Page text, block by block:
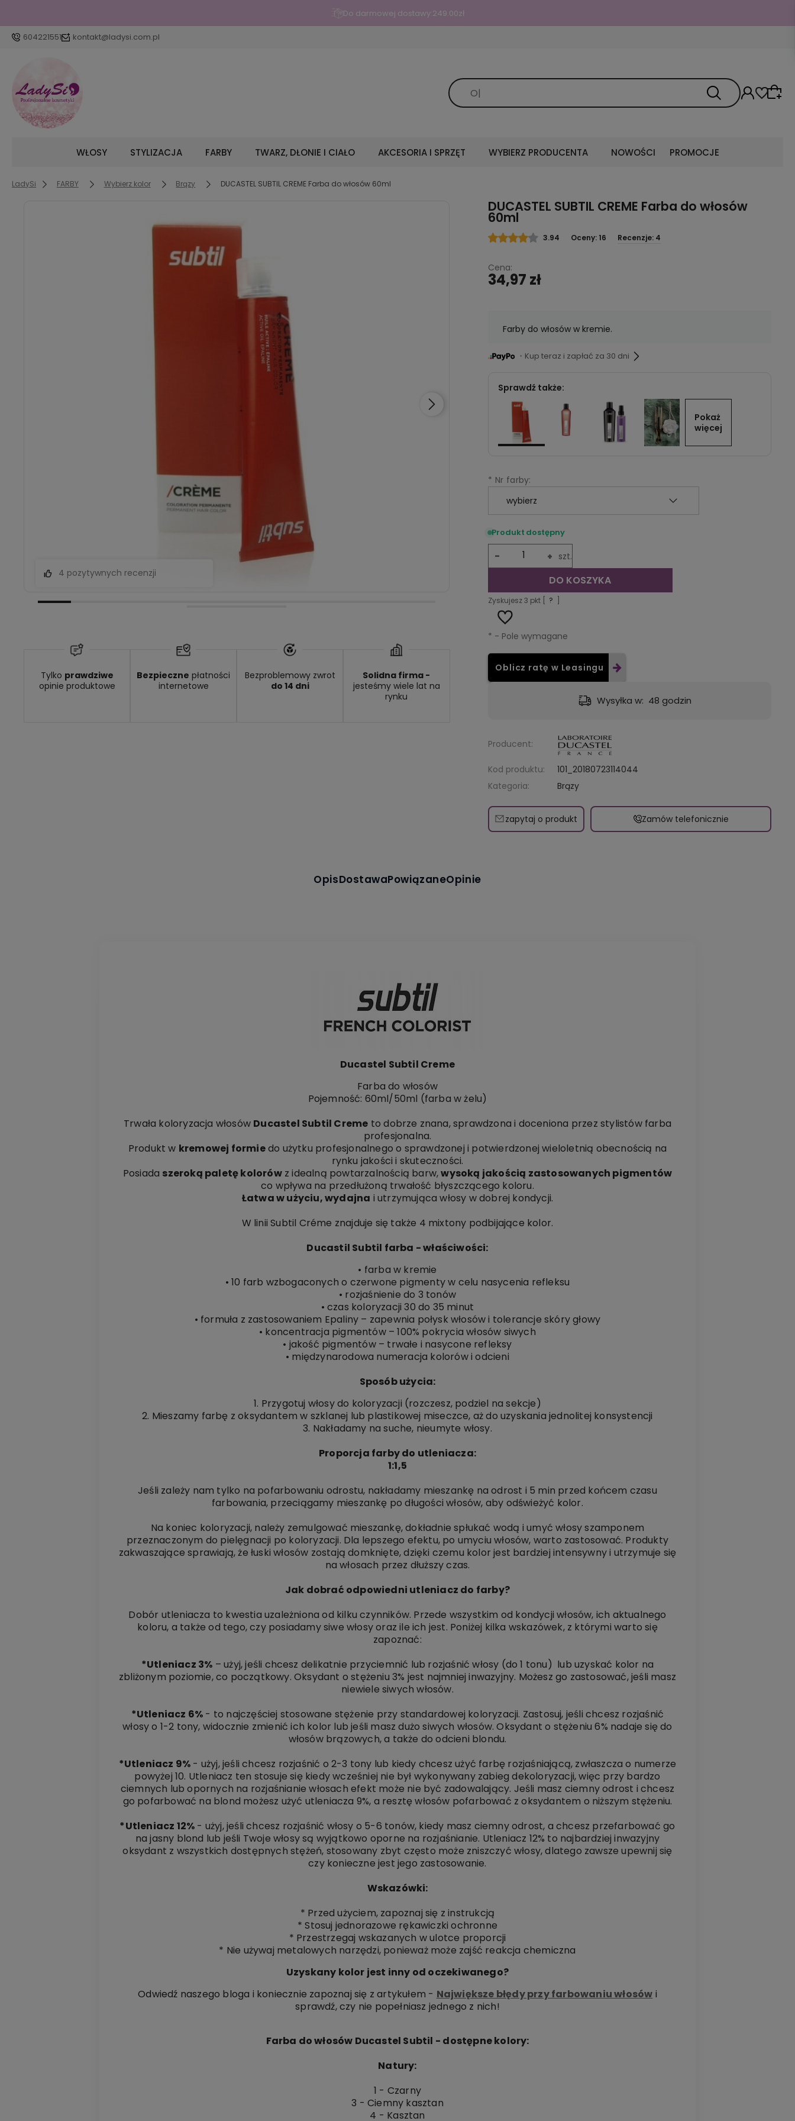
Do darmowej dostawy:249.00zł
604221551 kontakt@ladysi.com.pl
WŁOSY STYLIZACJA FARBY TWARZ, DŁONIE I CIAŁO AKCESORIA I SPRZĘT WYBIERZ PRODUCENTA NOWOŚCI PROMOCJE
LadySi FARBY Wybierz kolor Brązy DUCASTEL SUBTIL CREME Farba do włosów 60ml
4 pozytywnych recenzji
Tylko prawdziwe
opinie produktowe
Bezpieczne płatności
internetowe
Bezproblemowy zwrot
do 14 dni
Solidna firma -
jesteśmy wiele lat na
rynku
DUCASTEL SUBTIL CREME Farba do włosów
60ml
3.94 Oceny: 16 Recenzje: 4
Cena:
34,97 zł
Farby do włosów w kremie.
・Kup teraz i zapłać za 30 dni
Sprawdź także:
Pokaż
więcej
* Nr farby:
Produkt dostępny
+
- szt.
DO KOSZYKA
Zyskujesz3 pkt [ ?
* - Pole wymagane
Oblicz ratę w Leasingu
48 godzin od 9,49 zł- GLS - dostawa do automatu Orlen lub Żabka
Producent:
Kod produktu:
101_20180723114044
Kategoria:
Brązy
zapytaj o produkt Zamów telefonicznie
OpisDostawaPowiązaneOpinie
Ducastel Subtil Creme
Farba do włosów
Pojemność: 60ml/50ml (farba w żelu)
Trwała koloryzacja włosów Ducastel Subtil Creme to dobrze znana, sprawdzona i doceniona przez stylistów farba
profesjonalna.
Produkt w kremowej formiedo użytku profesjonalnego o sprawdzonej i potwierdzonej wieloletnią obecnością na
rynku jakości i skuteczności.
Posiada szeroką paletę kolorówz idealną powtarzalnością barw,wysoką jakością zastosowanych pigmentów
co wpływa na przedłużoną trwałość błyszczącego koloru.
Łatwa w użyciu, wydajna i utrzymująca włosy w dobrej kondycji.
W linii Subtil Créme znajduje się także 4 mixtony podbijające kolor.
Ducastil Subtil farba - właściwości:
• farba w kremie
• 10 farb wzbogaconych o czerwone pigmenty w celu nasycenia refleksu
• rozjaśnienie do 3 tonów
• czas koloryzacji 30 do 35 minut
• formuła z zastosowaniem Epaliny – zapewnia połysk włosów i tolerancje skóry głowy
• koncentracja pigmentów – 100% pokrycia włosów siwych
• jakość pigmentów – trwałe i nasycone refleksy
• międzynarodowa numeracja kolorów i odcieni
Sposób użycia:
1. Przygotuj włosy do koloryzacji (rozczesz, podziel na sekcje)
2. Mieszamy farbę z oksydantem w szklanej lub plastikowej miseczce, aż do uzyskania jednolitej konsystencji
3. Nakładamy na suche, nieumyte włosy.
Proporcja farby do utleniacza:
1:1,5
Jeśli zależy nam tylko na pofarbowaniu odrostu, nakładamy mieszankę na odrost i 5 min przed końcem czasu
farbowania, przeciągamy mieszankę po długości włosów, aby odświeżyć kolor.
Na koniec koloryzacji, należy zemulgować mieszankę, dokładnie spłukać wodą i umyć włosy szamponem
przeznaczonym do pielęgnacji po koloryzacji. Dla lepszego efektu, po umyciu włosów, warto zastosować. Produkty
zakwaszające sprawiają, że łuski włosów zostają domknięte, dzięki czemu kolor jest bardziej intensywny i utrzymuje się
na włosach przez dłuższy czas.
Jak dobrać odpowiedni utleniacz do farby?
Dobór utleniacza to kwestia uzależniona od kilku czynników. Przede wszystkim od kondycji włosów, ich aktualnego
koloru, a także od tego, czy posiadamy siwe włosy oraz ile ich jest. Poniżej kilka wskazówek, z którymi warto się
zapoznać:
*Utleniacz 3% – użyj, jeśli chcesz delikatnie przyciemnić lub rozjaśnić włosy (do 1 tonu) lub uzyskać kolor na
zbliżonym poziomie, co początkowy. Oksydant o stężeniu 3% jest najmniej inwazyjny. Możesz go zastosować, jeśli masz
niewiele siwych włosów.
*Utleniacz 6% - to najczęściej stosowane stężenie przy standardowej koloryzacji. Zastosuj, jeśli chcesz rozjaśnić
włosy o 1-2 tony, widocznie zmienić ich kolor lub jeśli masz dużo siwych włosów. Oksydant o stężeniu 6% nadaje się do
włosów brązowych, a także do odcieni blondu.
*Utleniacz 9% - użyj, jeśli chcesz rozjaśnić o 2-3 tony lub kiedy chcesz użyć farbę rozjaśniającą, zwłaszcza o numerze
powyżej 10. Utleniacz ten stosuje się kiedy wcześniej nie był wykonywany zabieg dekoloryzacji, więc przy bardzo
ciemnych lub opornych na rozjaśnianie włosach efekt może nie być zadowalający. Jeśli masz ciemny odrost i chcesz
go pofarbować na blond możesz użyć utleniacza 9%, a resztę włosów pofarbować z oksydantem o niższym stężeniu.
*Utleniacz 12% - użyj, jeśli chcesz rozjaśnić włosy o 5-6 tonów, kiedy masz ciemny odrost, a chcesz przefarbować go
na jasny blond lub jeśli Twoje włosy są wyjątkowo oporne na rozjaśnianie. Utleniacz 12% to najbardziej inwazyjny
oksydant z wszystkich dostępnych stężeń, stosowany zbyt często może zniszczyć włosy, dlatego zawsze upewnij się
czy konieczne jest jego zastosowanie.
Wskazówki:
* Przed użyciem, zapoznaj się z instrukcją
* Stosuj jednorazowe rękawiczki ochronne
* Przestrzegaj wskazanych w ulotce proporcji
* Nie używaj metalowych narzędzi, ponieważ może zajść reakcja chemiczna
Uzyskany kolor jest inny od oczekiwanego?
Odwiedź naszego bloga i koniecznie zapoznaj się z artykułem - Największe błędy przy farbowaniu włosów i
sprawdź, czy nie popełniasz jednego z nich!
Farba do włosów Ducastel Subtil - dostępne kolory:
Natury:
1 - Czarny
3 - Ciemny kasztan
4 - Kasztan